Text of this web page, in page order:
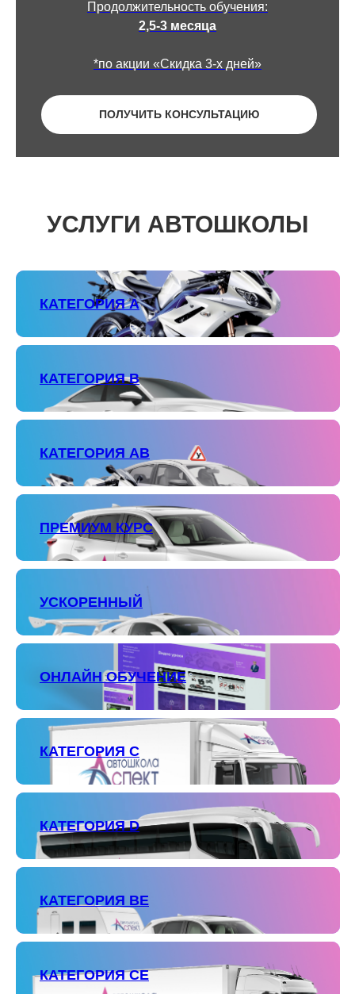
Продолжительность обучения:
2,5-3 месяца
*по акции «Скидка 3-х дней»
ПОЛУЧИТЬ КОНСУЛЬТАЦИЮ
УСЛУГИ АВТОШКОЛЫ
КАТЕГОРИЯ А
КАТЕГОРИЯ В
КАТЕГОРИЯ АВ
ПРЕМИУМ КУРС
УСКОРЕННЫЙ
ОНЛАЙН ОБУЧЕНИЕ
КАТЕГОРИЯ С
КАТЕГОРИЯ D
КАТЕГОРИЯ ВЕ
КАТЕГОРИЯ СЕ